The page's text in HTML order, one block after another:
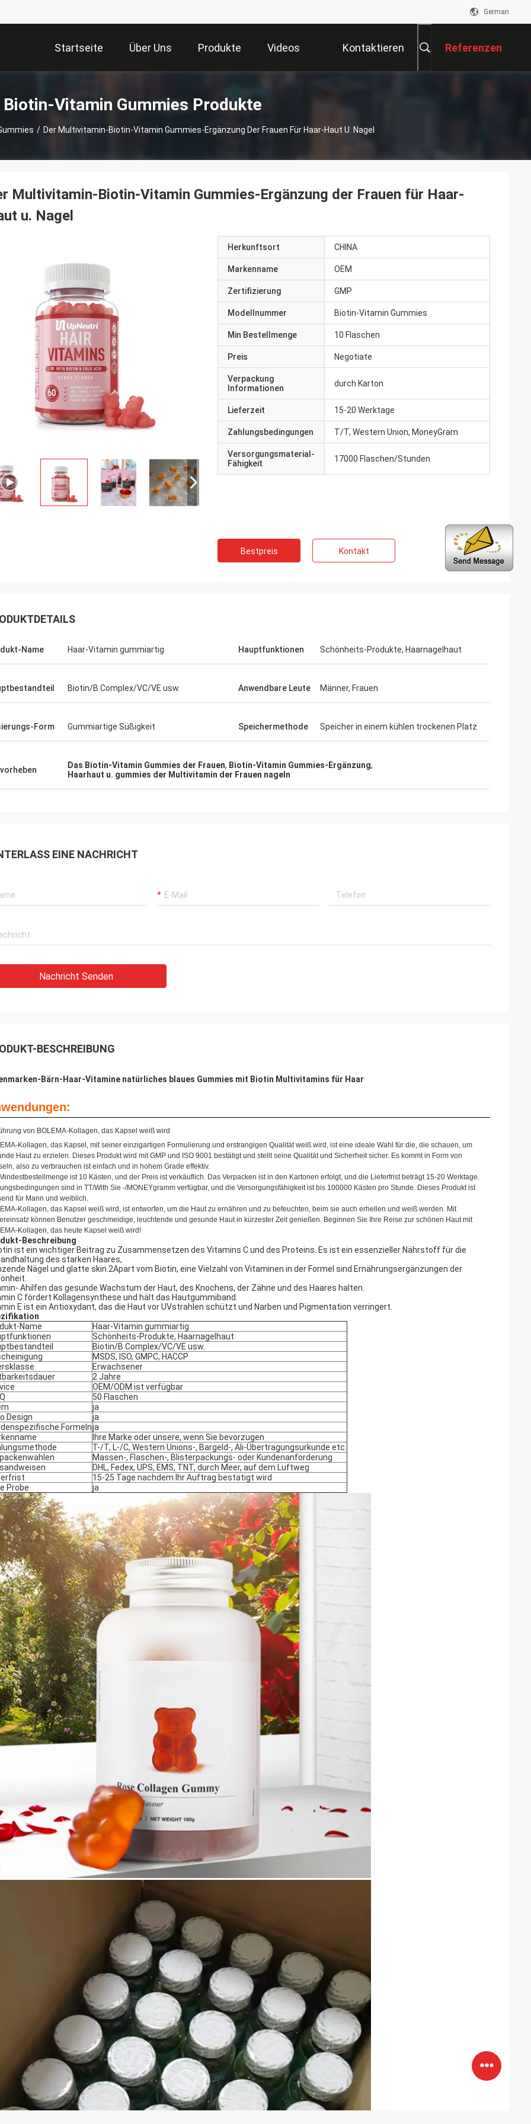
German
Startseite Über Uns Produkte Videos Kontaktieren Referenzen
Biotin-Vitamin Gummies Produkte
/ Der Multivitamin-Biotin-Vitamin Gummies-Ergänzung Der Frauen Für Haar-Haut U. Nagel
die Sie möglicherweise sich
Multivitamin-Biotin-Vitamin Gummies-Ergänzung der Frauen für Haar-
u. Nagel
Herkunftsort CHINA
Markenname OEM
Zertifizierung GMP
Modellnummer Biotin-Vitamin Gummies
Min Bestellmenge 10 Flaschen
Preis Negotiate
Verpackung
Informationen
durch Karton
Lieferzeit 15-20 Werktage
Zahlungsbedingungen T/T, Western Union, MoneyGram
Versorgungsmaterial-
Fähigkeit
17000 Flaschen/Stunden
Bestpreis Kontakt
Name Haar-Vitamin gummiartig Hauptfunktionen Schönheits-Produkte, Haarnagelhaut
Biotin/B Complex/VC/VE usw. Anwendbare Leute Männer, Frauen
Form Gummiartige Süßigkeit Speichermethode Speicher in einem kühlen trockenen Platz
Das Biotin-Vitamin Gummies der Frauen, Biotin-Vitamin Gummies-Ergänzung,
Haarhaut u. gummies der Multivitamin der Frauen nageln
EINE NACHRICHT
Nachricht Senden
BESCHREIBUNG
Bärn-Haar-Vitamine natürliches blaues Gummies mit Biotin Multivitamins für Haar
von BOLEMA-Kollagen, das Kapsel weiß wird
Kollagen, das Kapsel, mit seiner einzigartigen Formulierung und erstrangigen Qualität weiß wird, ist eine ideale Wahl für die, die schauen, um
Haut zu erzielen. Dieses Produkt wird mit GMP und ISO 9001 bestätigt und stellt seine Qualität und Sicherheit sicher. Es kommt in Form von
also zu verbrauchen ist einfach und in hohem Grade effektiv.
ist 10 Kästen, und der Preis ist verkäuflich. Das Verpacken ist in den Kartonen erfolgt, und die Lieferfrist beträgt 15-20 Werktage.
sind in TT/With Sie -/MONEYgramm verfügbar, und die Versorgungsfähigkeit ist bis 100000 Kästen pro Stunde. Dieses Produkt ist
für Mann und weiblich.
Kollagen, das Kapsel weiß wird, ist entworfen, um die Haut zu ernähren und zu befeuchten, beim sie auch erhellen und weiß werden. Mit
können Benutzer geschmeidige, leuchtende und gesunde Haut in kürzester Zeit genießen. Beginnen Sie Ihre Reise zur schönen Haut mit
Kollagen, das heute Kapsel weiß wird!
Beschreibung
ist ein wichtiger Beitrag zu Zusammensetzen des Vitamins C und des Proteins. Es ist ein essenzieller Nährstoff für die
des starken Haares,
Nägel und glatte skin.2Apart vom Biotin, eine Vielzahl von Vitaminen in der Formel sind Ernährungsergänzungen der
Ahilfen das gesunde Wachstum der Haut, des Knochens, der Zähne und des Haares halten.
C fördert Kollagensynthese und hält das Hautgummiband.
E ist ein Antioxydant, das die Haut vor UVstrahlen schützt und Narben und Pigmentation verringert.
Name
Haar-Vitamin gummiartig
Schönheits-Produkte, Haarnagelhaut
Biotin/B Complex/VC/VE usw.
MSDS, ISO, GMPC, HACCP
Erwachsener
2 Jahre
OEM/ODM ist verfügbar
50 Flaschen
ja
Design
ja
Formelnja
Ihre Marke oder unsere, wenn Sie bevorzugen
T-/T, L-/C, Western Unions-, Bargeld-, Ali-Übertragungsurkunde etc.
Massen-, Flaschen-, Blisterpackungs- oder Kundenanforderung
DHL, Fedex, UPS, EMS, TNT, durch Meer, auf dem Luftweg
15-25 Tage nachdem Ihr Auftrag bestätigt wird
Probe
ja